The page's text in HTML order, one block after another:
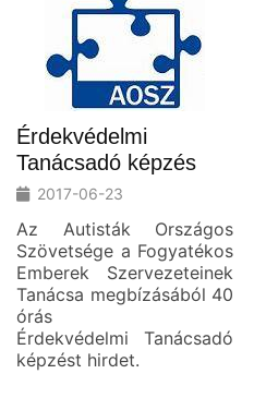
Érdekvédelmi
Tanácsadó képzés
2017-06-23
Az Autisták Országos
Szövetsége a Fogyatékos
Emberek Szervezeteinek
Tanácsa megbízásából 40
órás
Érdekvédelmi Tanácsadó
képzést hirdet.